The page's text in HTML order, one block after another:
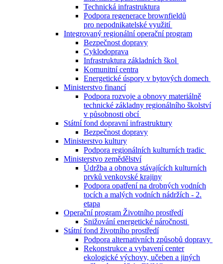
Technická infrastruktura
Podpora regenerace brownfieldů
pro nepodnikatelské využití
Integrovaný regionální operační program
Bezpečnost dopravy
Cyklodoprava
Infrastruktura základních škol
Komunitní centra
Energetické úspory v bytových domech
Ministerstvo financí
Podpora rozvoje a obnovy materiálně
technické základny regionálního školství
v působnosti obcí
Státní fond dopravní infrastruktury
Bezpečnost dopravy
Ministerstvo kultury
Podpora regionálních kulturních tradic
Ministerstvo zemědělství
Údržba a obnova stávajících kulturních
prvků venkovské krajiny
Podpora opatření na drobných vodních
tocích a malých vodních nádržích - 2.
etapa
Operační program Životního prostředí
Snižování energetické náročnosti
Státní fond životního prostředí
Podpora alternativních způsobů dopravy
Rekonstrukce a vybavení center
ekologické výchovy, učeben a jiných